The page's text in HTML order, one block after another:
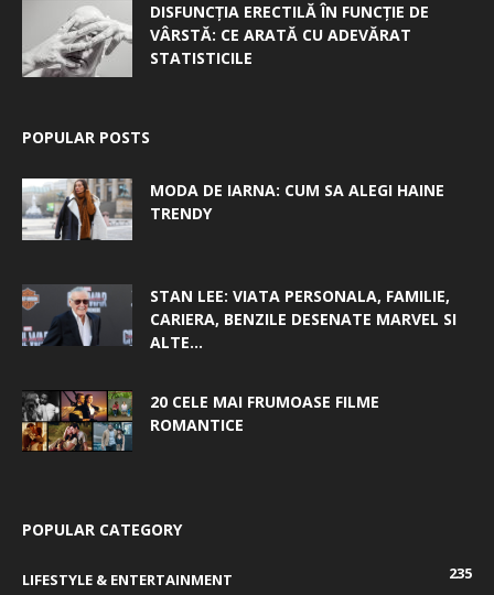
DISFUNCȚIA ERECTILĂ ÎN FUNCȚIE DE
VÂRSTĂ: CE ARATĂ CU ADEVĂRAT
STATISTICILE
POPULAR POSTS
MODA DE IARNA: CUM SA ALEGI HAINE
TRENDY
STAN LEE: VIATA PERSONALA, FAMILIE,
CARIERA, BENZILE DESENATE MARVEL SI
ALTE...
20 CELE MAI FRUMOASE FILME
ROMANTICE
POPULAR CATEGORY
LIFESTYLE & ENTERTAINMENT
235